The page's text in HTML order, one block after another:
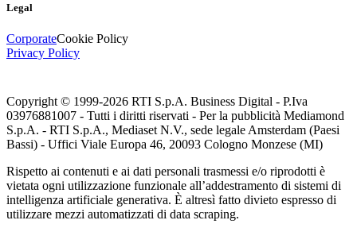
Legal
CorporateCookie Policy
Privacy Policy
Copyright © 1999-2026 RTI S.p.A. Business Digital - P.Iva
03976881007 - Tutti i diritti riservati - Per la pubblicità Mediamond
S.p.A. - RTI S.p.A., Mediaset N.V., sede legale Amsterdam (Paesi
Bassi) - Uffici Viale Europa 46, 20093 Cologno Monzese (MI)
Rispetto ai contenuti e ai dati personali trasmessi e/o riprodotti è
vietata ogni utilizzazione funzionale all’addestramento di sistemi di
intelligenza artificiale generativa. È altresì fatto divieto espresso di
utilizzare mezzi automatizzati di data scraping.